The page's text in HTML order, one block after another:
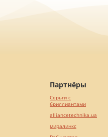
Партнёры
Серьги с
бриллиантами
alliancetechnika.ua
миралинкс